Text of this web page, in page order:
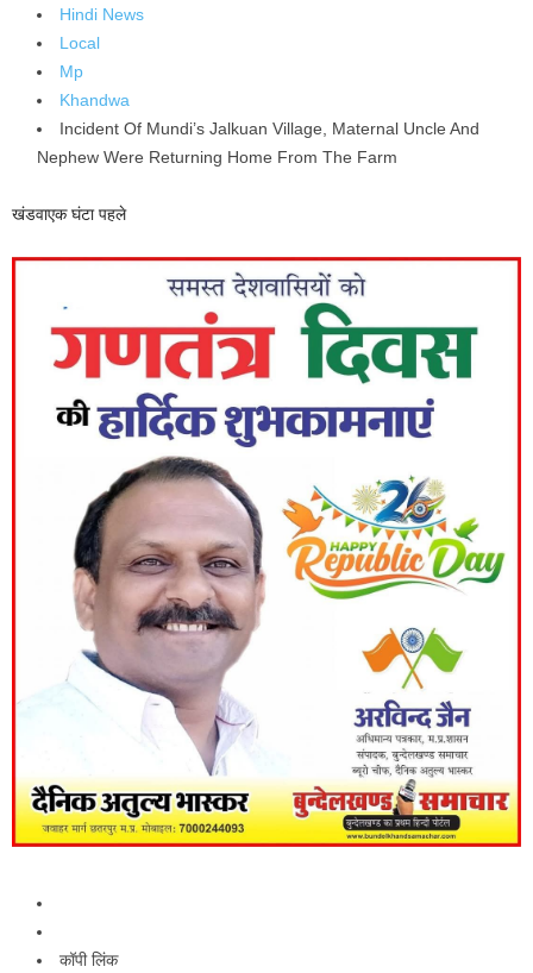
Hindi News
Local
Mp
Khandwa
Incident Of Mundi’s Jalkuan Village, Maternal Uncle And
Nephew Were Returning Home From The Farm
खंडवाएक घंटा पहले
कॉपी लिंक